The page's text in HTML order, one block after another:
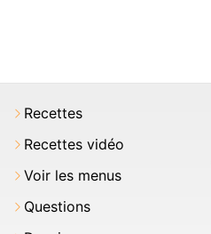
Recettes
Recettes vidéo
Voir les menus
Questions